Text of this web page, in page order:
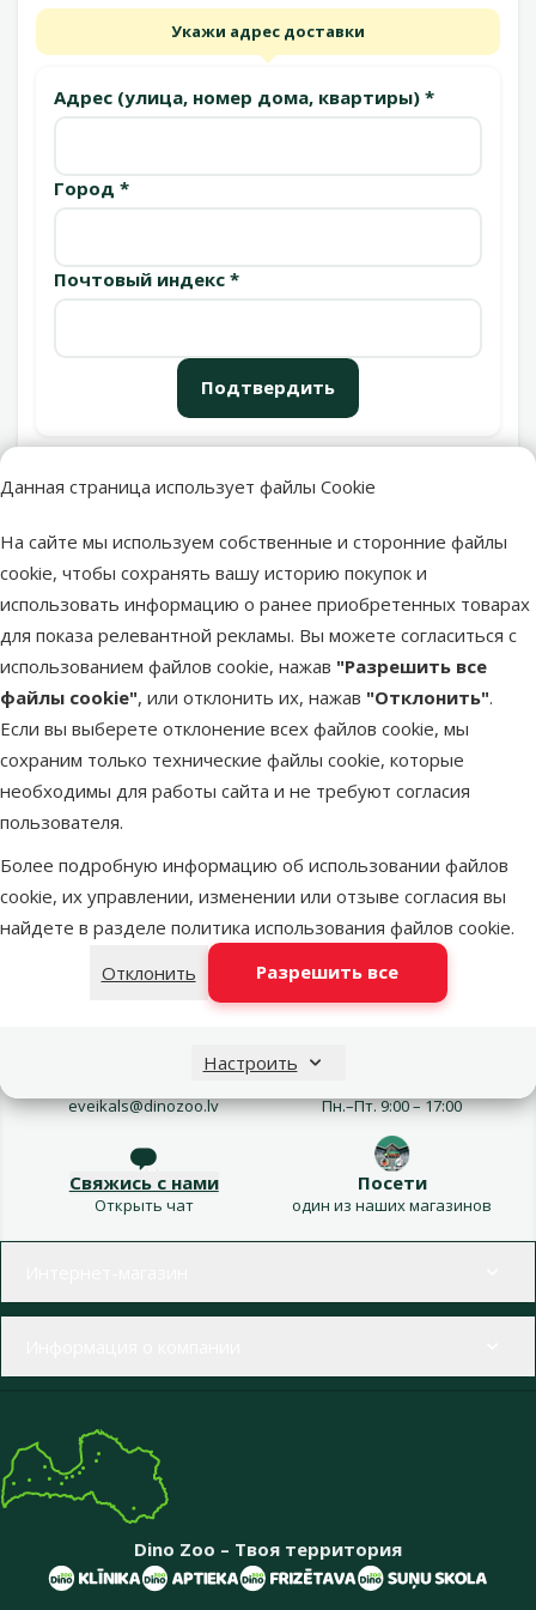
Данная страница использует файлы Cookie
На сайте мы используем собственные и сторонние файлы
cookie, чтобы сохранять вашу историю покупок и
использовать информацию о ранее приобретенных товарах
для показа релевантной рекламы. Вы можете согласиться с
использованием файлов cookie, нажав "Разрешить все
файлы cookie", или отклонить их, нажав "Отклонить".
Если вы выберете отклонение всех файлов cookie, мы
сохраним только технические файлы cookie, которые
необходимы для работы сайта и не требуют согласия
пользователя.
Более подробную информацию об использовании файлов
cookie, их управлении, изменении или отзыве согласия вы
найдете в разделе политика использования файлов cookie.
Отклонить
Разрешить все
Настроить
Укажи адрес доставки
Адрес (улица, номер дома, квартиры) *
Город *
Почтовый индекс *
Подтвердить
Пункты выдачи
Latvijas Pasts пакомат
DPD Pickup tīkls
LATVIJAS PASTS почтовое
отделение
во вторник
Добавить в корзину
eveikals@dinozoo.lv Пн.–Пт. 9:00 – 17:00
Свяжись с нами
Открыть чат
Посети
один из наших магазинов
Dino Zoo – Твоя территория